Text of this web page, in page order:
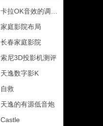
家庭影院布局
长春家庭影院
索尼3D投影机测评
天逸数字影K
自救
天逸的有源低音炮
Castle